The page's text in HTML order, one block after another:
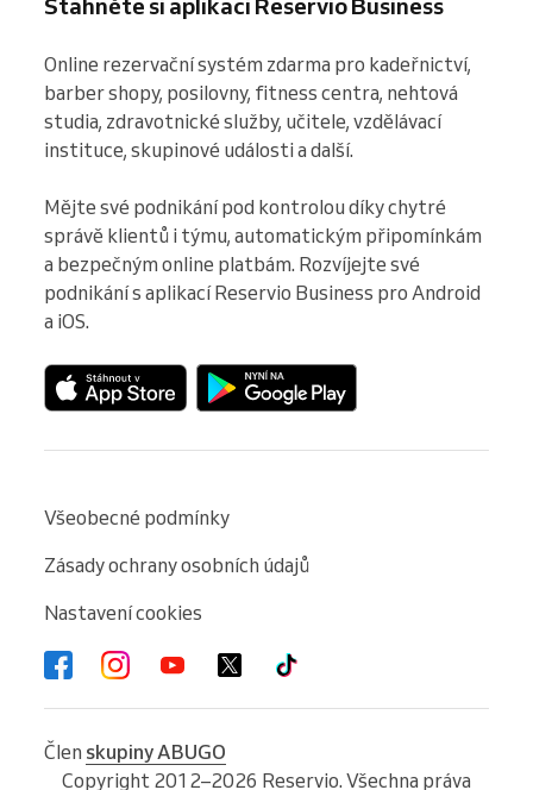
Online rezervační systém zdarma pro kadeřnictví,
barber shopy, posilovny, fitness centra, nehtová
studia, zdravotnické služby, učitele, vzdělávací
instituce, skupinové události a další.
Mějte své podnikání pod kontrolou díky chytré
správě klientů i týmu, automatickým připomínkám
a bezpečným online platbám. Rozvíjejte své
podnikání s aplikací Reservio Business pro Android
a iOS.
Všeobecné podmínky
Zásady ochrany osobních údajů
Nastavení cookies
Člen skupiny ABUGO
Copyright 2012–2026 Reservio. Všechna práva